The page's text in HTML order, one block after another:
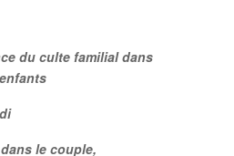
du culte familial dans
le couple,